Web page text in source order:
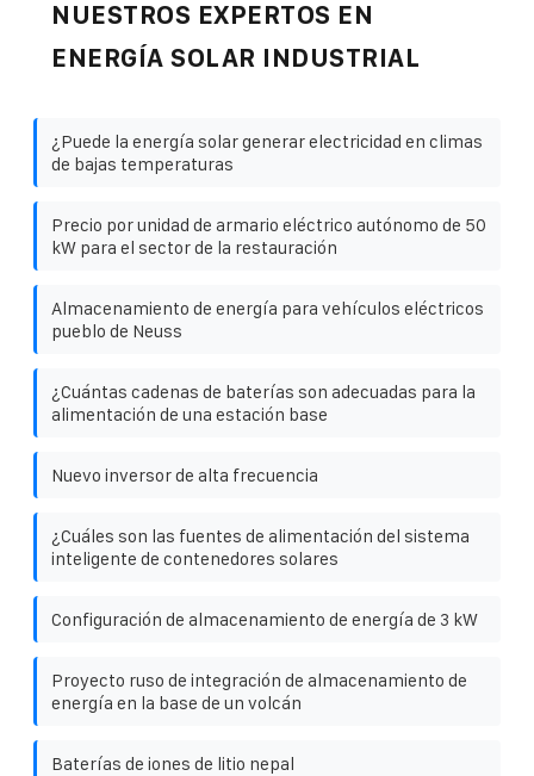
NUESTROS EXPERTOS EN
ENERGÍA SOLAR INDUSTRIAL
¿Puede la energía solar generar electricidad en climas
de bajas temperaturas
Precio por unidad de armario eléctrico autónomo de 50
kW para el sector de la restauración
Almacenamiento de energía para vehículos eléctricos
pueblo de Neuss
¿Cuántas cadenas de baterías son adecuadas para la
alimentación de una estación base
Nuevo inversor de alta frecuencia
¿Cuáles son las fuentes de alimentación del sistema
inteligente de contenedores solares
Configuración de almacenamiento de energía de 3 kW
Proyecto ruso de integración de almacenamiento de
energía en la base de un volcán
Baterías de iones de litio nepal